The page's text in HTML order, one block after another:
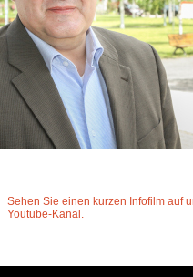
Sehen Sie einen kurzen Infofilm auf
Youtube-Kanal.